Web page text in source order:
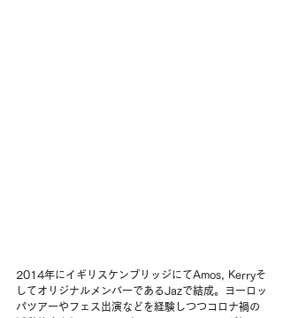
2014年にイギリスケンブリッジにてAmos, Kerryそ
してオリジナルメンバーであるJazで結成。ヨーロッ
パツアーやフェス出演などを経験しつつコロナ禍の